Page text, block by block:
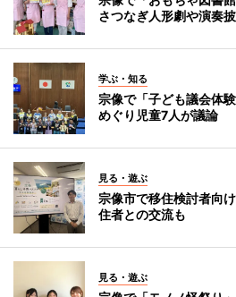
さつなぎ人形劇や演奏
学ぶ・知る
宗像で「子ども議会体
めぐり児童7人が議論
見る・遊ぶ
宗像市で移住検討者向
住者との交流も
見る・遊ぶ